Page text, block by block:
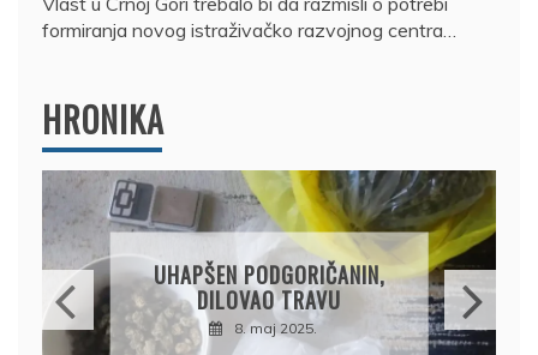
formiranja novog istraživačko razvojnog centra…
HRONIKA
DRŽAVLJANIN RUSIJE
OSUMNJIČEN DA JE
PRODAO TUĐI BMW,
DRŽAVU NAPUSTIO
BRODOM